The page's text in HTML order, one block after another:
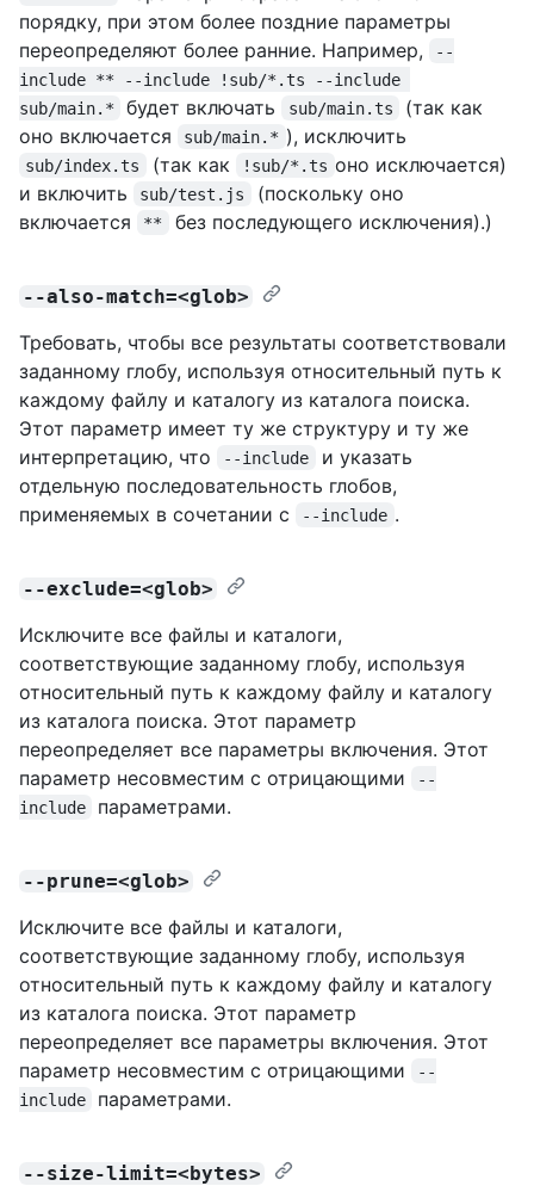
порядку, при этом более поздние параметры
переопределяют более ранние. Например,
--
include ** --include !sub/*.ts --include
sub/main.*
будет включать sub/main.ts
(так как
оно включается
sub/main.* ), исключить
sub/index.ts (так как !sub/*.ts оно исключается)
и включить
sub/test.js
(поскольку оно
включается
** без последующего исключения).)
--also-match=<glob>
Требовать, чтобы все результаты соответствовали
заданному глобу, используя относительный путь к
каждому файлу и каталогу из каталога поиска.
Этот параметр имеет ту же структуру и ту же
интерпретацию, что
--include
и указать
отдельную последовательность глобов,
применяемых в сочетании с
--include .
--exclude=<glob>
Исключите все файлы и каталоги,
соответствующие заданному глобу, используя
относительный путь к каждому файлу и каталогу
из каталога поиска. Этот параметр
переопределяет все параметры включения. Этот
параметр несовместим с отрицающими
--
include
параметрами.
--prune=<glob>
Исключите все файлы и каталоги,
соответствующие заданному глобу, используя
относительный путь к каждому файлу и каталогу
из каталога поиска. Этот параметр
переопределяет все параметры включения. Этот
параметр несовместим с отрицающими
--
include
параметрами.
--size-limit=<bytes>